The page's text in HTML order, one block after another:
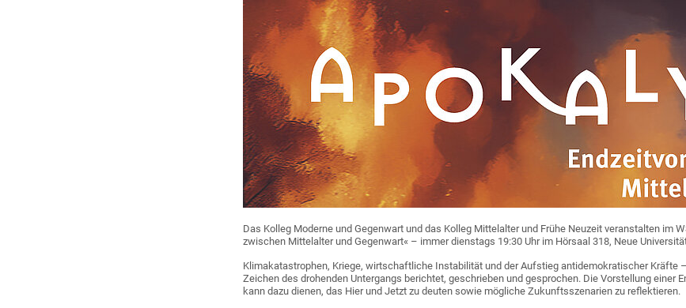
Das Kolleg Moderne und Gegenwart und das Kolleg Mittelalter und Frühe Neuzeit veranstalten im
zwischen Mittelalter und Gegenwart« – immer dienstags 19:30 Uhr im Hörsaal 318, Neue
Klimakatastrophen, Kriege, wirtschaftliche Instabilität und der Aufstieg antidemokratischer Kräfte
Zeichen des drohenden Untergangs berichtet, geschrieben und gesprochen. Die Vorstellung einer
kann dazu dienen, das Hier und Jetzt zu deuten sowie mögliche Zukunftsszenarien zu reflektieren.